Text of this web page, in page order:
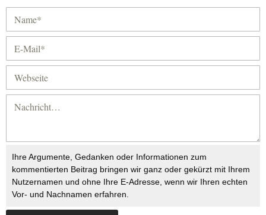
Ihre Argumente, Gedanken oder Informationen zum
kommentierten Beitrag bringen wir ganz oder gekürzt mit Ihrem
Nutzernamen und ohne Ihre E-Adresse, wenn wir Ihren echten
Vor- und Nachnamen erfahren.